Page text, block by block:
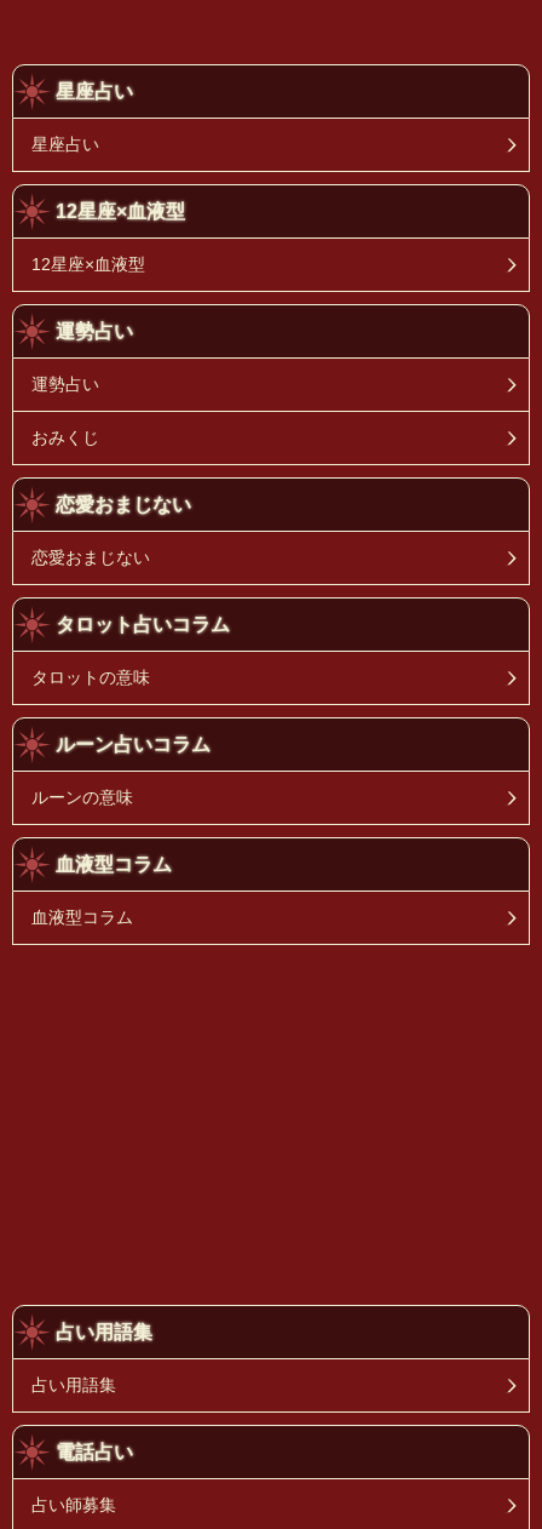
星座占い
星座占い
12星座×血液型
12星座×血液型
運勢占い
運勢占い
おみくじ
恋愛おまじない
恋愛おまじない
タロット占いコラム
タロットの意味
ルーン占いコラム
ルーンの意味
血液型コラム
血液型コラム
占い用語集
占い用語集
電話占い
占い師募集